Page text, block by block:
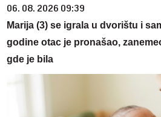
06. 08. 2026 09:39
Marija (3) se igrala u dvorištu i
godine otac je pronašao,
gde je bila